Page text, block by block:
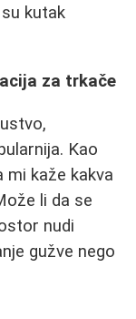
kutak
za trkače
Kao
mi kaže kakva
li da se
nudi
gužve nego